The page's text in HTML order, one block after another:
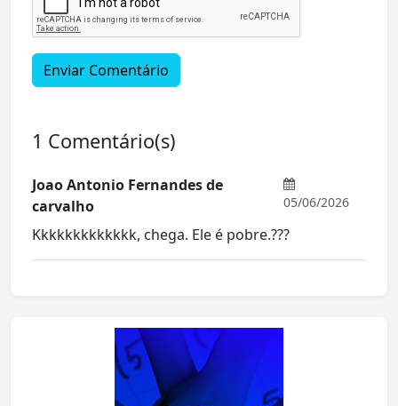
Enviar Comentário
1 Comentário(s)
Joao Antonio Fernandes de
carvalho
05/06/2026
Kkkkkkkkkkkkk, chega. Ele é pobre.???